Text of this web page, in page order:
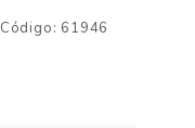
Código: 61946